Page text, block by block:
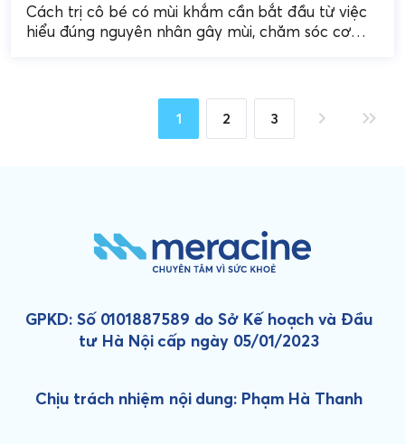
Cách trị cô bé có mùi khắm cần bắt đầu từ việc
hiểu đúng nguyên nhân gây mùi, chăm sóc cơ
1 2 3
GPKD: Số 0101887589 do Sở Kế hoạch và Đầu
tư Hà Nội cấp ngày 05/01/2023
Chịu trách nhiệm nội dung: Phạm Hà Thanh